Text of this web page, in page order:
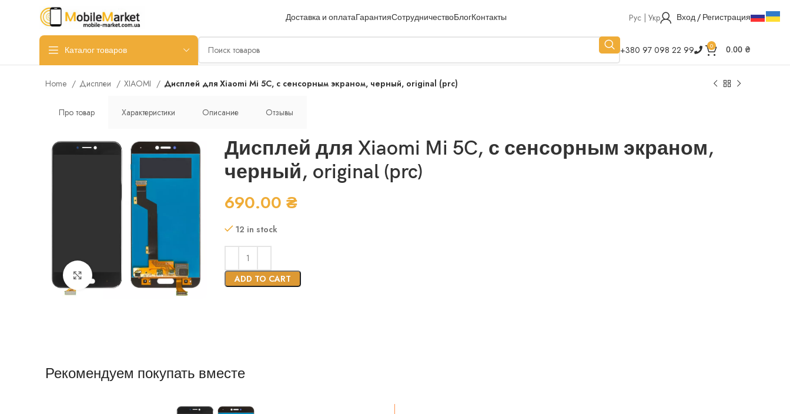
Доставка и оплатаГарантияСотрудничествоБлогКонтакты Рус | Укр Вход / Регистрация
Каталог товаров +380 97 098 22 99 0 0.00 ₴
Home Дисплеи XIAOMI Дисплей для Xiaomi Mi 5C, с сенсорным экраном, черный, original (prc)
Про товар Характеристики Описание Отзывы
Нажмите, чтобы увеличить
Дисплей для Xiaomi Mi 5C, с сенсорным экраном,
черный, original (prc)
690.00 ₴
12 in stock
ADD TO CART
Рекомендуем покупать вместе